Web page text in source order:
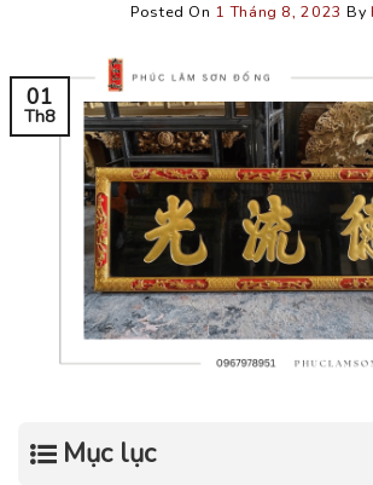
Posted On 1 Tháng 8, 2023 By
01
Th8
Mục lục